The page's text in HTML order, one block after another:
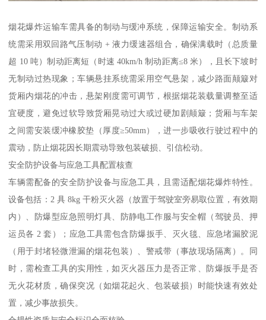
烟花爆炸运输车需具备的制动与缓冲系统，保障运输安全。制动系
统需采用双回路气压制动 + 液力缓速器组合，确保满载时（总质量
超 10 吨）制动距离短（时速 40km/h 制动距离≤8 米），且长下坡时
无制动过热现象；车辆悬挂系统需采用空气悬架，减少路面颠簸对
货厢内烟花的冲击，悬架刚度需可调节，根据烟花装载量调整至适
宜硬度，避免过软导致货厢晃动过大或过硬加剧颠簸；货厢与车架
之间需安装缓冲橡胶垫（厚度≥50mm），进一步吸收行驶过程中的
震动，防止烟花因长期震动导致包装破损、引信松动。​
安全防护设备与应急工具配置核查​
车辆需配备的安全防护设备与应急工具，且需适配烟花爆炸特性。
设备包括：2 具 8kg 干粉灭火器（放置于驾驶室旁易取位置，有效期
内）、防爆型应急照明灯具、防静电工作服与安全帽（驾驶员、押
运员各 2 套）；应急工具需包含防爆扳手、灭火毯、应急堵漏胶泥
（用于封堵轻微泄漏的烟花包装）、警戒带（事故现场隔离）。同
时，需检查工具的实用性，如灭火器压力是否正常、防爆扳手是否
无火花材质，确保突况（如烟花起火、包装破损）时能快速有效处
置，减少事故损失。​